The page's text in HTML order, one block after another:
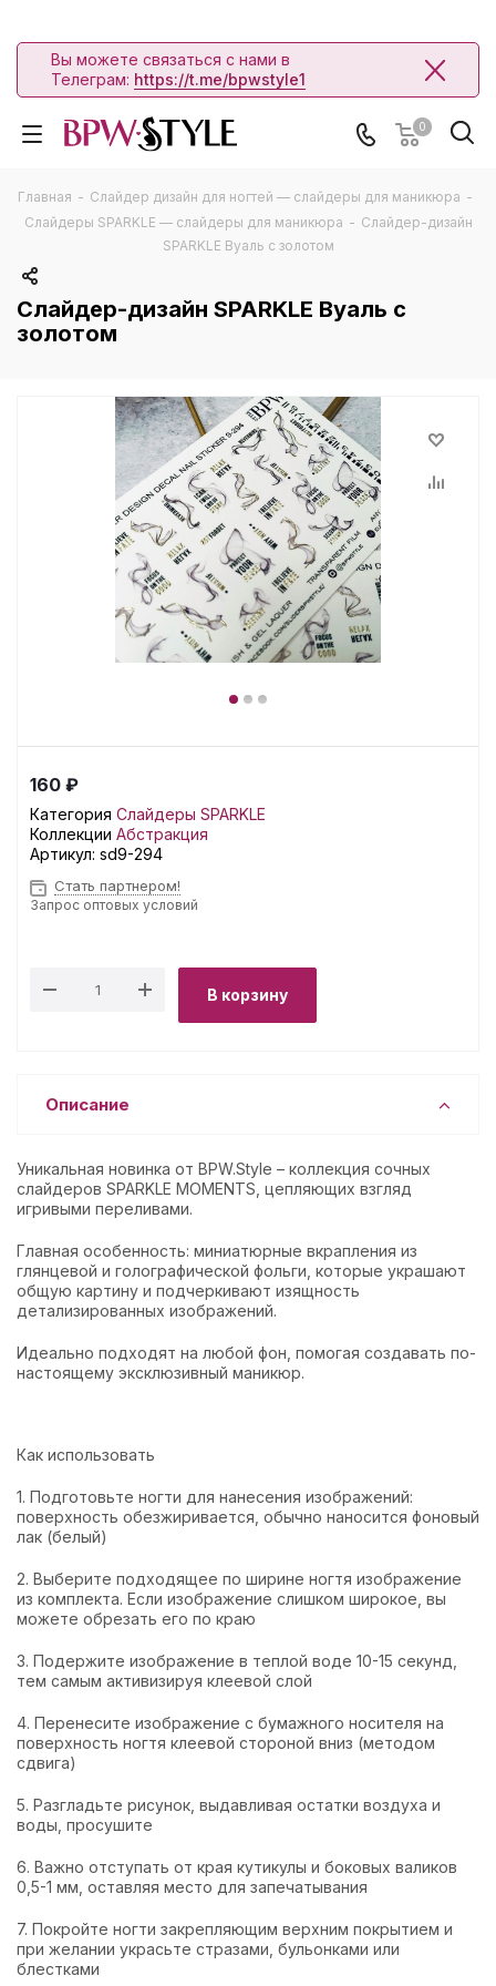
Вы можете связаться с нами в
Телеграм: https://t.me/bpwstyle1
0
Главная - Слайдер дизайн для ногтей — слайдеры для маникюра -
Слайдеры SPARKLE — слайдеры для маникюра - Слайдер-дизайн
SPARKLE Вуаль с золотом
Слайдер-дизайн SPARKLE Вуаль с
золотом
160 ₽
Категория Слайдеры SPARKLE
Коллекции Абстракция
Артикул: sd9-294
Стать партнером!
Запрос оптовых условий
В корзину
Описание
Уникальная новинка от BPW.Style – коллекция сочных
слайдеров SPARKLE MOMENTS, цепляющих взгляд
игривыми переливами.
Главная особенность: миниатюрные вкрапления из
глянцевой и голографической фольги, которые украшают
общую картину и подчеркивают изящность
детализированных изображений.
Идеально подходят на любой фон, помогая создавать по-
настоящему эксклюзивный маникюр.
Как использовать
1. Подготовьте ногти для нанесения изображений:
поверхность обезжиривается, обычно наносится фоновый
лак (белый)
2. Выберите подходящее по ширине ногтя изображение
из комплекта. Если изображение слишком широкое, вы
можете обрезать его по краю
3. Подержите изображение в теплой воде 10-15 секунд,
тем самым активизируя клеевой слой
4. Перенесите изображение с бумажного носителя на
поверхность ногтя клеевой стороной вниз (методом
сдвига)
5. Разгладьте рисунок, выдавливая остатки воздуха и
воды, просушите
6. Важно отступать от края кутикулы и боковых валиков
0,5-1 мм, оставляя место для запечатывания
7. Покройте ногти закрепляющим верхним покрытием и
при желании украсьте стразами, бульонками или
блестками